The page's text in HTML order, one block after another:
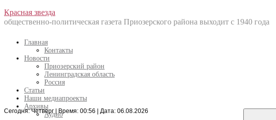
Перейти
к
Красная звезда
общественно-политическая газета Приозерского района выходит с 1940 года
Главная
Контакты
Новости
Приозерский район
Ленинградская область
Россия
Статьи
Наши медиапроекты
Архивы
Аудио
Сегодня: Четверг | Время: 00:56 | Дата: 06.08.2026